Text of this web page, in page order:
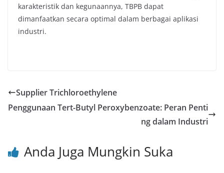
karakteristik dan kegunaannya, TBPB dapat
dimanfaatkan secara optimal dalam berbagai aplikasi
industri.
Supplier Trichloroethylene
Penggunaan Tert-Butyl Peroxybenzoate: Peran Penti
ng dalam Industri
Anda Juga Mungkin Suka